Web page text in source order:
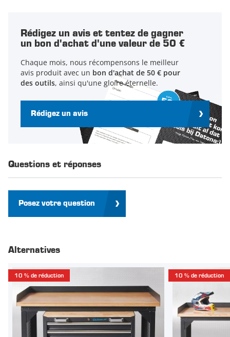
Rédigez un avis et tentez de gagner
un bon d'achat d'une valeur de 50 €
Chaque mois, nous récompensons le meilleur
avis produit avec un bon d'achat de 50 € pour
des outils, ainsi qu'une gloire éternelle.
Rédigez un avis
Questions et réponses
Posez votre question
Alternatives
10 % de réduction 10 % de réduction